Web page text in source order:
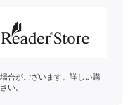
合がございます。詳しい購
い。